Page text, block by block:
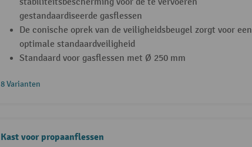
stabiliteitsbescherming voor de te vervoeren
gestandaardiseerde gasflessen
De conische oprek van de veiligheidsbeugel zorgt voor een
optimale standaardveiligheid
Standaard voor gasflessen met Ø 250 mm
8 Varianten
Kast voor propaanflessen